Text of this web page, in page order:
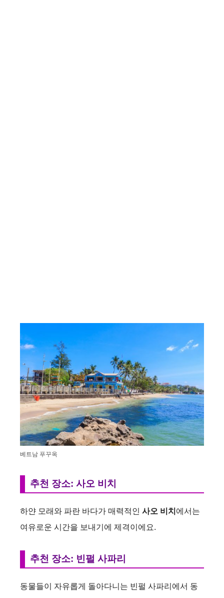
베트남 푸꾸옥
추천 장소: 사오 비치
하얀 모래와 파란 바다가 매력적인 사오 비치 에서는
여유로운 시간을 보내기에 제격이에요.
추천 장소: 빈펄 사파리
동물들이 자유롭게 돌아다니는 빈펄 사파리에서 동